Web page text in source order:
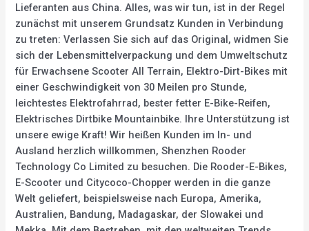
Lieferanten aus China. Alles, was wir tun, ist in der Regel
zunächst mit unserem Grundsatz Kunden in Verbindung
zu treten: Verlassen Sie sich auf das Original, widmen Sie
sich der Lebensmittelverpackung und dem Umweltschutz
für Erwachsene Scooter All Terrain, Elektro-Dirt-Bikes mit
einer Geschwindigkeit von 30 Meilen pro Stunde,
leichtestes Elektrofahrrad, bester fetter E-Bike-Reifen,
Elektrisches Dirtbike Mountainbike. Ihre Unterstützung ist
unsere ewige Kraft! Wir heißen Kunden im In- und
Ausland herzlich willkommen, Shenzhen Rooder
Technology Co Limited zu besuchen. Die Rooder-E-Bikes,
E-Scooter und Citycoco-Chopper werden in die ganze
Welt geliefert, beispielsweise nach Europa, Amerika,
Australien, Bandung, Madagaskar, der Slowakei und